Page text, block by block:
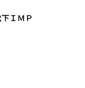
ＩＭＰ